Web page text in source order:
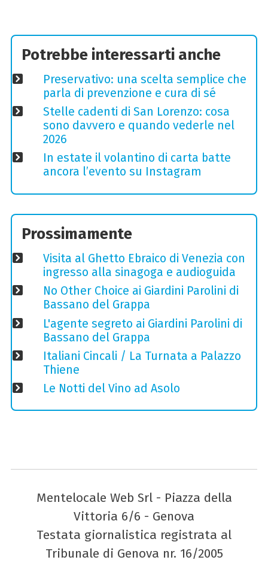
Potrebbe interessarti anche
Preservativo: una scelta semplice che
parla di prevenzione e cura di sé
Stelle cadenti di San Lorenzo: cosa
sono davvero e quando vederle nel
2026
In estate il volantino di carta batte
ancora l’evento su Instagram
Prossimamente
Visita al Ghetto Ebraico di Venezia con
ingresso alla sinagoga e audioguida
No Other Choice ai Giardini Parolini di
Bassano del Grappa
L'agente segreto ai Giardini Parolini di
Bassano del Grappa
Italiani Cincali / La Turnata a Palazzo
Thiene
Le Notti del Vino ad Asolo
Mentelocale Web Srl - Piazza della
Vittoria 6/6 - Genova
Testata giornalistica registrata al
Tribunale di Genova nr. 16/2005